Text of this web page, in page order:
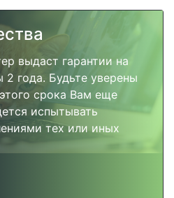
выдаст гарантии на
2 года. Будьте уверены
срока Вам еще
испытывать
тех или иных